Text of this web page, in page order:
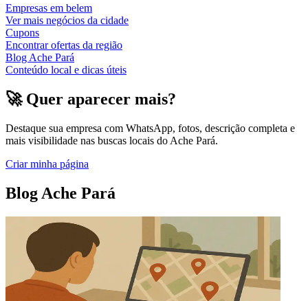
Empresas em belem
Ver mais negócios da cidade
Cupons
Encontrar ofertas da região
Blog Ache Pará
Conteúdo local e dicas úteis
🚀 Quer aparecer mais?
Destaque sua empresa com WhatsApp, fotos, descrição completa e
mais visibilidade nas buscas locais do Ache Pará.
Criar minha página
Blog Ache Pará